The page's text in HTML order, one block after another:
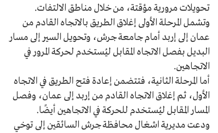
تحويلات مرورية مؤقتة، من خلال مناطق الالتفات.
وتشمل المرحلة الأولى إغلاق الطريق بالاتجاه القادم من
عمان إلى إربد أمام جامعة جرش، وتحويل السير إلى مسار
البديل بفصل الاتجاه المقابل ليُستخدم لحركة المرور في
الاتجاهين.
أما المرحلة الثانية، فتتضمن إعادة فتح الطريق في الاتجاه
الأول، ثم إغلاق الاتجاه القادم من إربد إلى عمان، وفصل
المسار المقابل ليُستخدم للحركة في الاتجاهين أيضًا.
ودعت مديرية اشغال محافظة جرش السائقين إلى توخي